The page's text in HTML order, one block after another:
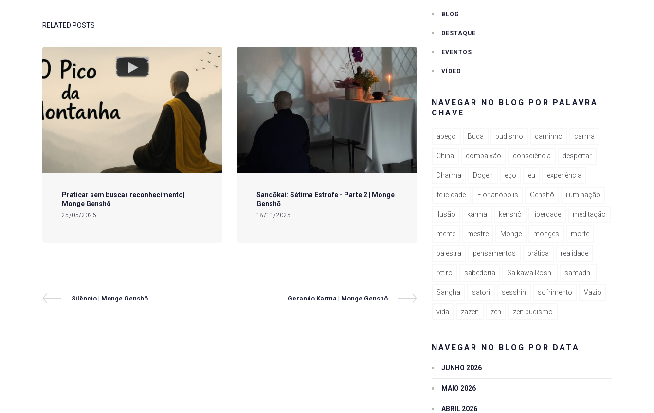
RELATED POSTS
Praticar sem buscar reconhecimento|
Monge Genshô
25/05/2026
Sandōkai: Sétima Estrofe - Parte 2 | Monge
Genshō
18/11/2025
Navegação
Previous
Silêncio | Monge Genshô
Next
Gerando Karma | Monge Genshô
BLOG
DESTAQUE
EVENTOS
VÍDEO
NAVEGAR NO BLOG POR PALAVRA
CHAVE
apego Buda budismo caminho carma
China compaixão consciência despertar
Dharma Dogen ego eu experiência
felicidade Florianópolis Genshô iluminação
ilusão karma kenshô liberdade meditação
mente mestre Monge monges morte
palestra pensamentos prática realidade
retiro sabedoria Saikawa Roshi samadhi
Sangha satori sesshin sofrimento Vazio
vida zazen zen zen budismo
NAVEGAR NO BLOG POR DATA
JUNHO 2026
MAIO 2026
ABRIL 2026